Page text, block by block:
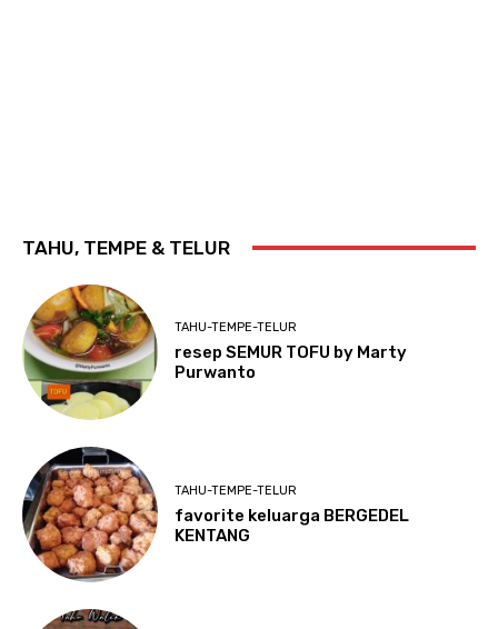
TAHU, TEMPE & TELUR
TAHU-TEMPE-TELUR
resep SEMUR TOFU by Marty
Purwanto
TAHU-TEMPE-TELUR
favorite keluarga BERGEDEL
KENTANG